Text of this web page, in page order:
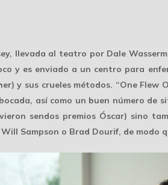
llevada al teatro por Dale
y es enviado a un centro para
y sus crueles métodos. “One
así como un buen número
sendos premios Óscar) sino
Sampson o Brad Dourif, de modo